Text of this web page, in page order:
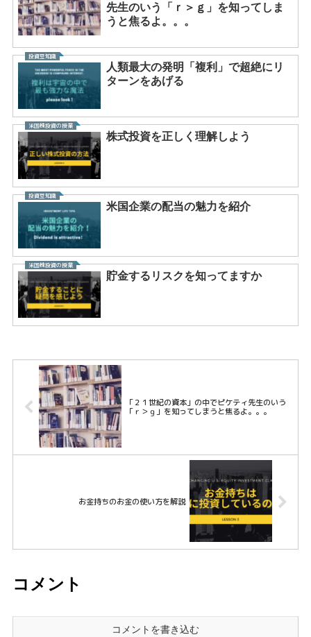
先生のいう「ｒ＞ｇ」を知ってしま
うと焦るよ。。。
投資豆知識
人類最大の発明「複利」で超絶にリ
ターンをあげる
米国株投資の授業
株式投資を正しく理解しよう
投資豆知識
米国企業の配当の魅力を紹介
米国株投資の授業
貯金するリスクを知ってますか
「２１世紀の資本」の中でピケティ先生のいう
「ｒ＞ｇ」を知ってしまうと焦るよ。。。
お金持ちのお金の使い方を解説
コメント
コメントを書き込む